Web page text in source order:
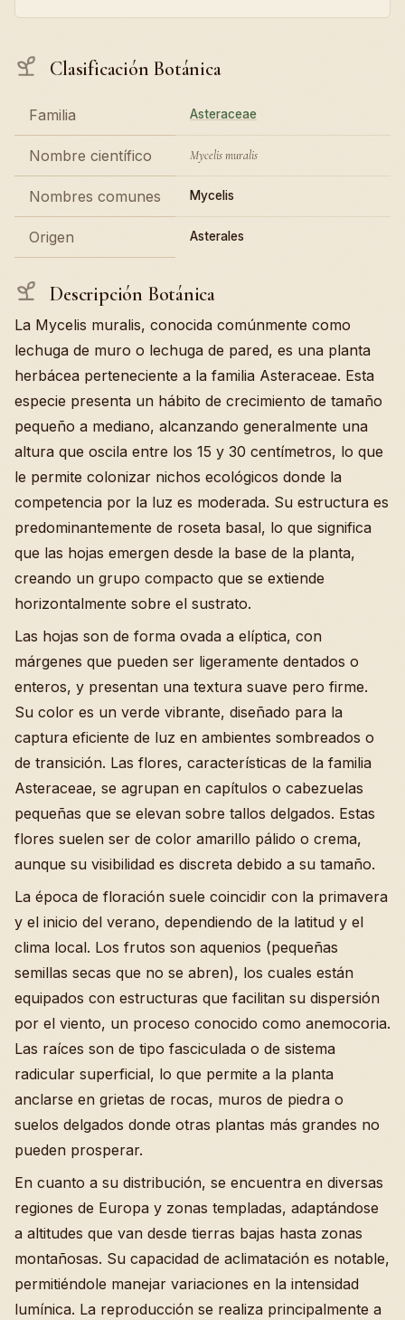
Clasificación Botánica
Familia Asteraceae
Nombre científico Mycelis muralis
Nombres comunes Mycelis
Origen Asterales
Descripción Botánica
La Mycelis muralis, conocida comúnmente como
lechuga de muro o lechuga de pared, es una planta
herbácea perteneciente a la familia Asteraceae. Esta
especie presenta un hábito de crecimiento de tamaño
pequeño a mediano, alcanzando generalmente una
altura que oscila entre los 15 y 30 centímetros, lo que
le permite colonizar nichos ecológicos donde la
competencia por la luz es moderada. Su estructura es
predominantemente de roseta basal, lo que significa
que las hojas emergen desde la base de la planta,
creando un grupo compacto que se extiende
horizontalmente sobre el sustrato.
Las hojas son de forma ovada a elíptica, con
márgenes que pueden ser ligeramente dentados o
enteros, y presentan una textura suave pero firme.
Su color es un verde vibrante, diseñado para la
captura eficiente de luz en ambientes sombreados o
de transición. Las flores, características de la familia
Asteraceae, se agrupan en capítulos o cabezuelas
pequeñas que se elevan sobre tallos delgados. Estas
flores suelen ser de color amarillo pálido o crema,
aunque su visibilidad es discreta debido a su tamaño.
La época de floración suele coincidir con la primavera
y el inicio del verano, dependiendo de la latitud y el
clima local. Los frutos son aquenios (pequeñas
semillas secas que no se abren), los cuales están
equipados con estructuras que facilitan su dispersión
por el viento, un proceso conocido como anemocoria.
Las raíces son de tipo fasciculada o de sistema
radicular superficial, lo que permite a la planta
anclarse en grietas de rocas, muros de piedra o
suelos delgados donde otras plantas más grandes no
pueden prosperar.
En cuanto a su distribución, se encuentra en diversas
regiones de Europa y zonas templadas, adaptándose
a altitudes que van desde tierras bajas hasta zonas
montañosas. Su capacidad de aclimatación es notable,
permitiéndole manejar variaciones en la intensidad
lumínica. La reproducción se realiza principalmente a